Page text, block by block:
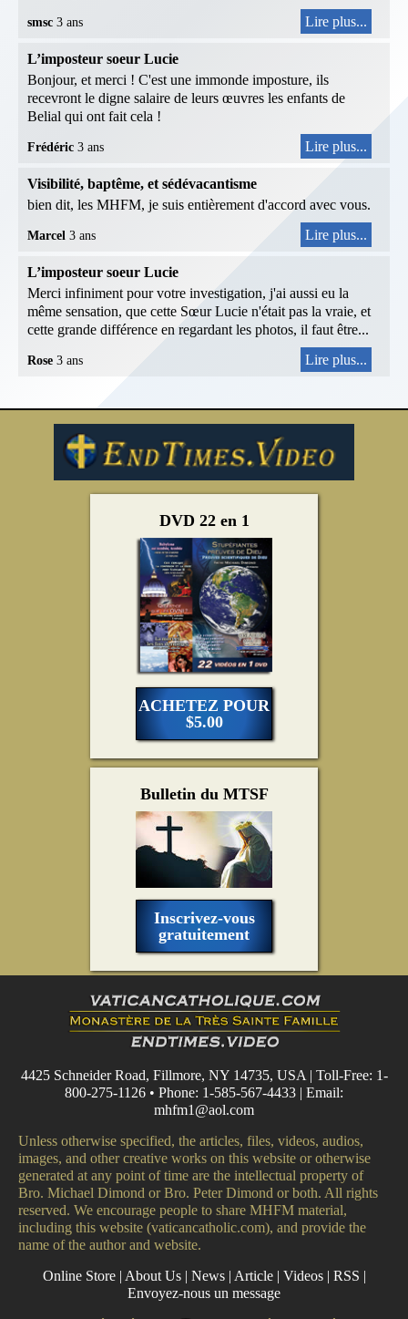
smsc 3 ans Lire plus...
L’imposteur soeur Lucie
Bonjour, et merci ! C'est une immonde imposture, ils
recevront le digne salaire de leurs œuvres les enfants de
Belial qui ont fait cela !
Frédéric 3 ans Lire plus...
Visibilité, baptême, et sédévacantisme
bien dit, les MHFM, je suis entièrement d'accord avec vous.
Marcel 3 ans Lire plus...
L’imposteur soeur Lucie
Merci infiniment pour votre investigation, j'ai aussi eu la
même sensation, que cette Sœur Lucie n'était pas la vraie, et
cette grande différence en regardant les photos, il faut être...
Rose 3 ans Lire plus...
DVD 22 en 1
ACHETEZ POUR
$5.00
Bulletin du MTSF
Inscrivez-vous
gratuitement
4425 Schneider Road, Fillmore, NY 14735, USA | Toll-Free: 1-
800-275-1126 • Phone: 1-585-567-4433 | Email:
mhfm1@aol.com
Unless otherwise specified, the articles, files, videos, audios,
images, and other creative works on this website or otherwise
generated at any point of time are the intellectual property of
Bro. Michael Dimond or Bro. Peter Dimond or both. All rights
reserved. We encourage people to share MHFM material,
including this website (vaticancatholic.com), and provide the
name of the author and website.
Online Store| About Us| News| Article| Videos| RSS |
Envoyez-nous un message